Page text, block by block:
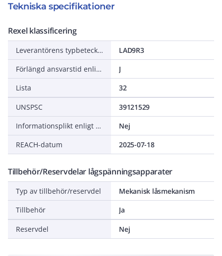
Tekniska specifikationer
Rexel klassificering
Leverantörens typbeteckning
LAD9R3
Förlängd ansvarstid enligt ALEM-09
J
Lista
32
UNSPSC
39121529
Informationsplikt enligt REACH
Nej
REACH-datum
2025-07-18
Tillbehör/Reservdelar lågspänningsapparater
Typ av tillbehör/reservdel
Mekanisk låsmekanism
Tillbehör
Ja
Reservdel Nej